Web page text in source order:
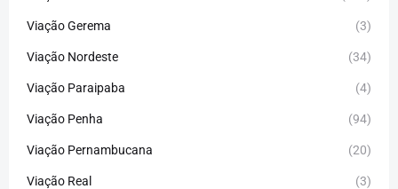
Viação Gerema (3)
Viação Nordeste (34)
Viação Paraipaba (4)
Viação Penha (94)
Viação Pernambucana (20)
Viação Real (3)